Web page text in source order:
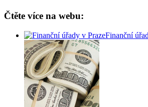
Čtěte více na webu:
Finanční